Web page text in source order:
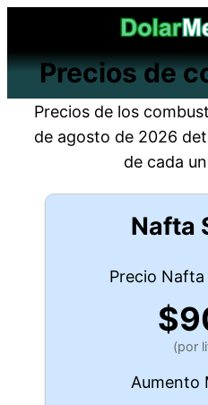
contenido
Precios de
Precios de los
de agosto de 2026
de cada
Nafta
Precio Nafta
(por
Aumento